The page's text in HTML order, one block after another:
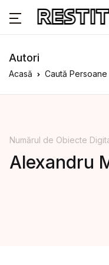
Autori
Acasă Caută Persoane
Numărul de Obiecte
Alexandru